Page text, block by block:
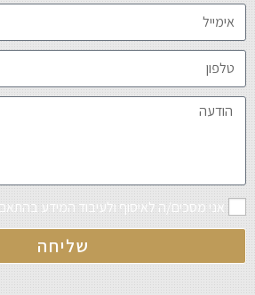
אני מסכים/ה לאיסוף ולעיבוד המידע בהתאם
שליחה